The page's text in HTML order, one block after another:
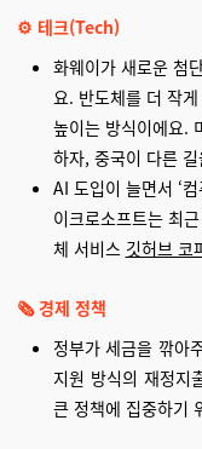
⚙️ 테크(Tech)
화웨이가 새로운 첨
요. 반도체를 더 작
높이는 방식이에요.
하자, 중국이 다른
AI 도입이 늘면서 ‘
이크로소프트는 최
체 서비스 깃허브 코
🗞️ 경제 정책
정부가 세금을 깎아
지원 방식의 재정지
큰 정책에 집중하기